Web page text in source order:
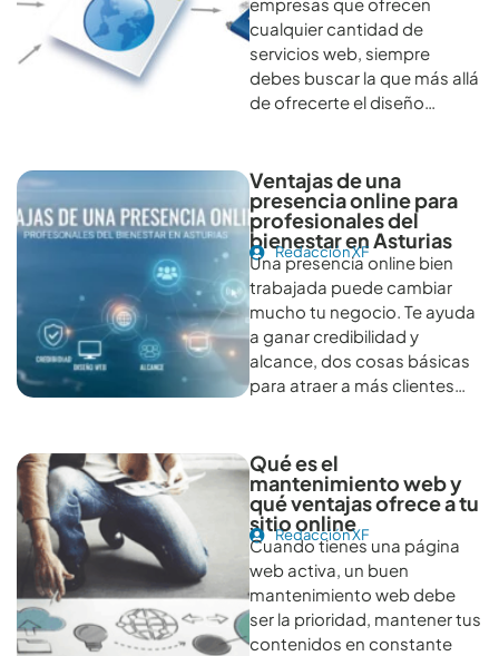
empresas que ofrecen
cualquier cantidad de
servicios web, siempre
debes buscar la que más allá
de ofrecerte el diseño…
Ventajas de una
presencia online para
profesionales del
bienestar en Asturias
Redacción XF
Una presencia online bien
trabajada puede cambiar
mucho tu negocio. Te ayuda
a ganar credibilidad y
alcance, dos cosas básicas
para atraer a más clientes…
Qué es el
mantenimiento web y
qué ventajas ofrece a tu
sitio online
Redacción XF
Cuando tienes una página
web activa, un buen
mantenimiento web debe
ser la prioridad, mantener tus
contenidos en constante